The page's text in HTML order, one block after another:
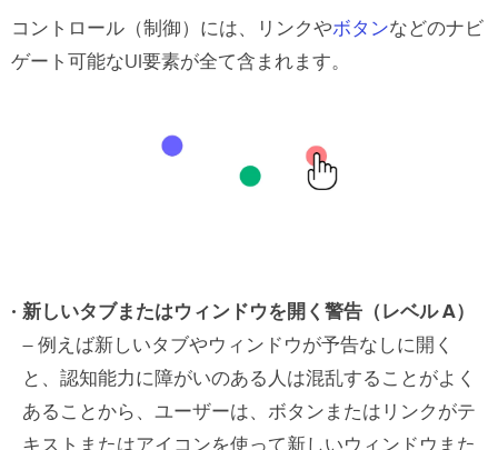
コントロール（制御）には、リンクやボタンなどのナビ
ゲート可能なUI要素が全て含まれます。
新しいタブまたはウィンドウを開く警告（レベル A）
– 例えば新しいタブやウィンドウが予告なしに開く
と、認知能力に障がいのある人は混乱することがよく
あることから、ユーザーは、ボタンまたはリンクがテ